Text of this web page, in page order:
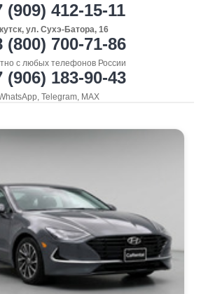
(909) 412-15-11
ул. Сухэ-Батора, 16
(800) 700-71-86
с любых телефонов России
(906) 183-90-43
Telegram, MAX